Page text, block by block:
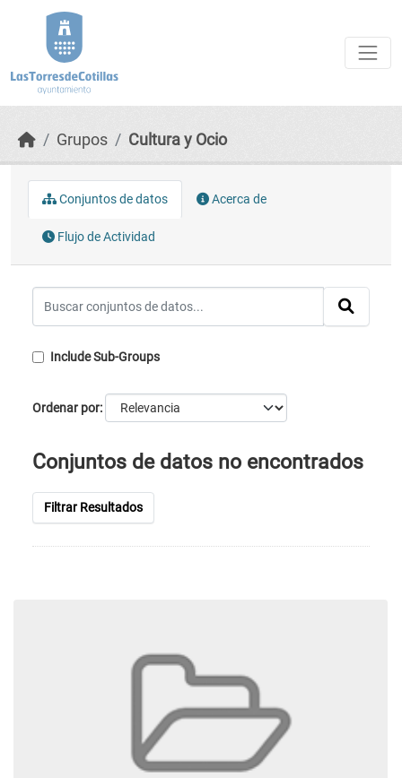
Grupos Cultura y Ocio
Conjuntos de datos Acerca de
Flujo de Actividad
Include Sub-Groups
Ordenar por
Conjuntos de datos no encontrados
Filtrar Resultados